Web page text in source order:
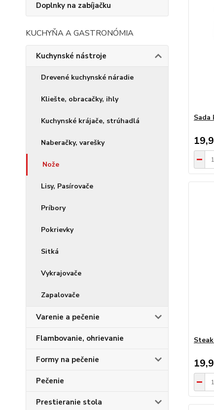
Doplnky na zabíjačku
KUCHYŇA A GASTRONÓMIA
Kuchynské nástroje
Drevené kuchynské náradie
Kliešte, obracačky, ihly
Kuchynské krájače, strúhadlá
Naberačky, varešky
Nože
Lisy, Pasírovače
Príbory
Pokrievky
Sitká
Vykrajovače
Zapalovače
Varenie a pečenie
Flambovanie, ohrievanie
Formy na pečenie
Pečenie
Prestieranie stola
Sada